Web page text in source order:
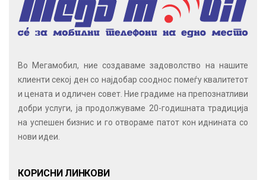
Во Мегамобил, ние создаваме задоволство на нашите
клиенти секој ден со најдобар сооднос помеѓу квалитетот
и цената и одличен совет. Ние градиме на препознатливи
добри услуги, ја продолжуваме 20-годишната традиција
на успешен бизнис и го отвораме патот кон иднината со
нови идеи.
КОРИСНИ ЛИНКОВИ